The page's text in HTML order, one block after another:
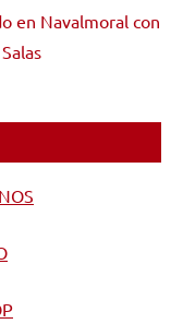
en Navalmoral con